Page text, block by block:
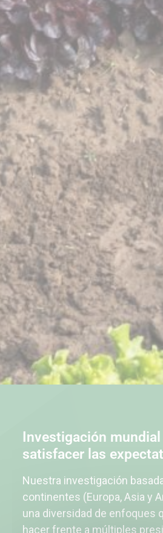
Investigación mundial
satisfacer las
Nuestra investigación
continentes (Europa, Asia y
una diversidad de enfoques
hacer frente a múltiples